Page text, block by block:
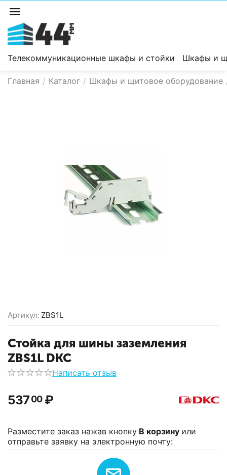
Телекоммуникационные шкафы и стойки Шкафы и
Главная / Каталог / Шкафы и щитовое оборудование
Артикул: ZBS1L
Стойка для шины заземления
ZBS1L DKC
Написать отзыв
53700 ₽
Разместите заказ нажав кнопку В корзину или
отправьте заявку на электронную почту: